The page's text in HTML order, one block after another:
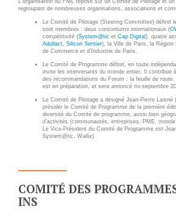
Support et Assistance
Migration
Formation
CLOUD
VOTRE CLOUD PRIVÉ
INFOGÉRÉ
TARIFS D'HÉBERGEMENT
INFRASTRUCTURE
Dév
TMA
NOUS
L'organisation du FML repose sur un Comité de Pilotage et
regroupant de nombreuses organisations, associations et
Le Comité de Pilotage (Steering Committee) définit
sont membres : deux consortiums internationaux (
compétitivité (System@tic et Cap Digital ), quatre
Adullact, Silicon Sentier), la Ville de Paris, la
de Commerce et d’Industrie de Paris.
Le Comité de Programme définit, en toute
invite les intervenants du monde entier. Il contribue
des recommandations du Forum : la feuille de
est en préparation, et sera annoncé mi-septembre
Le Comité de Pilotage a désigné Jean-Pierre Laisné
présider le Comité de Programme de la première
diversité du Comité de programme, aussi bien
d’activités (communautés, entreprises, PME,
Le Vice-Président du Comité de Programme est
System@tic, Wallix)
COMITÉ DES
INS